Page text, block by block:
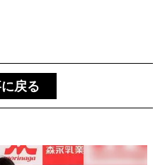
戻る